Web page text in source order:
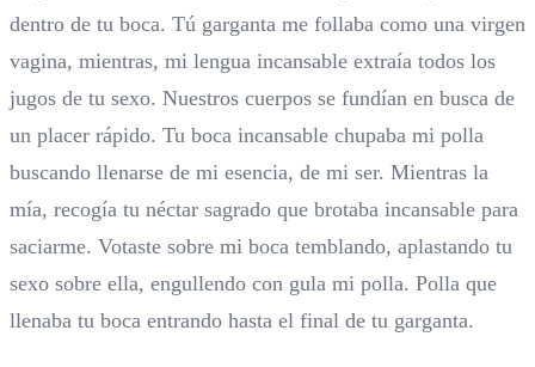
dentro de tu boca. Tú garganta me follaba como una virgen
vagina, mientras, mi lengua incansable extraía todos los
jugos de tu sexo. Nuestros cuerpos se fundían en busca de
un placer rápido. Tu boca incansable chupaba mi polla
buscando llenarse de mi esencia, de mi ser. Mientras la
mía, recogía tu néctar sagrado que brotaba incansable para
saciarme. Votaste sobre mi boca temblando, aplastando tu
sexo sobre ella, engullendo con gula mi polla. Polla que
llenaba tu boca entrando hasta el final de tu garganta.